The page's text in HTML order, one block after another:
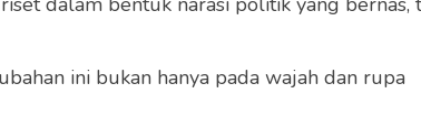
Lupa Sandi
ini bukan hanya pada wajah dan rupa